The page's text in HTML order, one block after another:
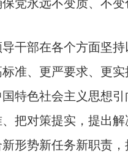
党永远不变质、不变
干部在各个方面坚
准、更严要求、更
特色社会主义思想
把对策提实，提出
形势新任务新职责